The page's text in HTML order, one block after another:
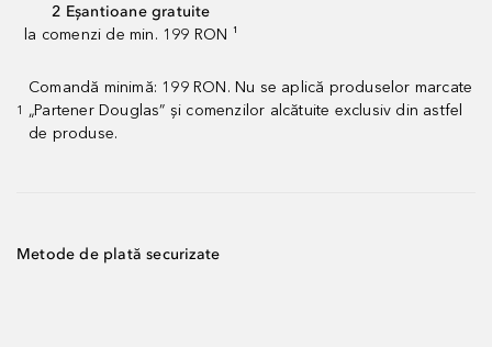
2 Eșantioane gratuite
la comenzi de min. 199 RON ¹
1
Comandă minimă: 199 RON. Nu se aplică produselor marcate
„Partener Douglas” și comenzilor alcătuite exclusiv din astfel
de produse.
Metode de plată securizate